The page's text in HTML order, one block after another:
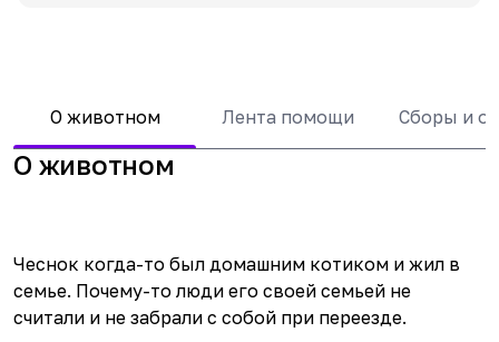
О животном Лента помощи Сборы и
О животном
Чеснок когда-то был домашним котиком и жил в
семье. Почему-то люди его своей семьей не
считали и не забрали с собой при переезде.